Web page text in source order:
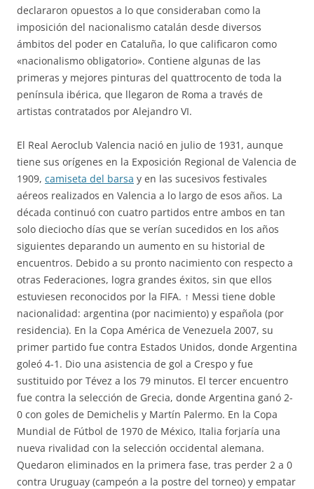
declararon opuestos a lo que consideraban como la
imposición del nacionalismo catalán desde diversos
ámbitos del poder en Cataluña, lo que calificaron como
«nacionalismo obligatorio». Contiene algunas de las
primeras y mejores pinturas del quattrocento de toda la
península ibérica, que llegaron de Roma a través de
artistas contratados por Alejandro VI.
El Real Aeroclub Valencia nació en julio de 1931, aunque
tiene sus orígenes en la Exposición Regional de Valencia de
1909, camiseta del barsa y en las sucesivos festivales
aéreos realizados en Valencia a lo largo de esos años. La
década continuó con cuatro partidos entre ambos en tan
solo dieciocho días que se verían sucedidos en los años
siguientes deparando un aumento en su historial de
encuentros. Debido a su pronto nacimiento con respecto a
otras Federaciones, logra grandes éxitos, sin que ellos
estuviesen reconocidos por la FIFA. ↑ Messi tiene doble
nacionalidad: argentina (por nacimiento) y española (por
residencia). En la Copa América de Venezuela 2007, su
primer partido fue contra Estados Unidos, donde Argentina
goleó 4-1. Dio una asistencia de gol a Crespo y fue
sustituido por Tévez a los 79 minutos. El tercer encuentro
fue contra la selección de Grecia, donde Argentina ganó 2-
0 con goles de Demichelis y Martín Palermo. En la Copa
Mundial de Fútbol de 1970 de México, Italia forjaría una
nueva rivalidad con la selección occidental alemana.
Quedaron eliminados en la primera fase, tras perder 2 a 0
contra Uruguay (campeón a la postre del torneo) y empatar